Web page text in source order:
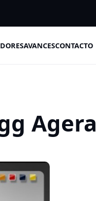
AVANCESCONTACTO
Agera